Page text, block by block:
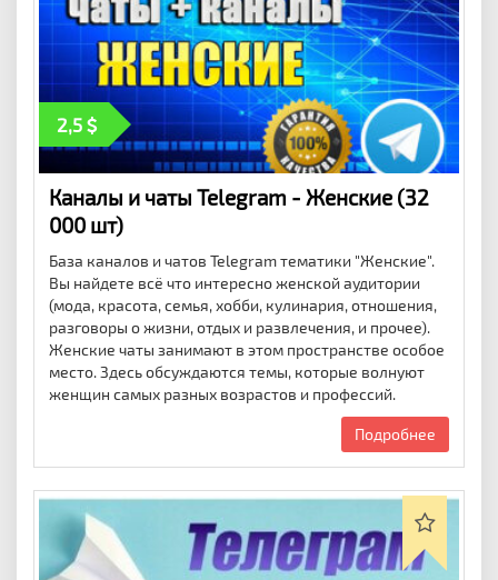
2,5
Каналы и чаты Telegram - Женские (32
000 шт)
База каналов и чатов Telegram тематики "Женские".
Вы найдете всё что интересно женской аудитории
(мода, красота, семья, хобби, кулинария, отношения,
разговоры о жизни, отдых и развлечения, и прочее).
Женские чаты занимают в этом пространстве особое
место. Здесь обсуждаются темы, которые волнуют
женщин самых разных возрастов и профессий.
Подробнее